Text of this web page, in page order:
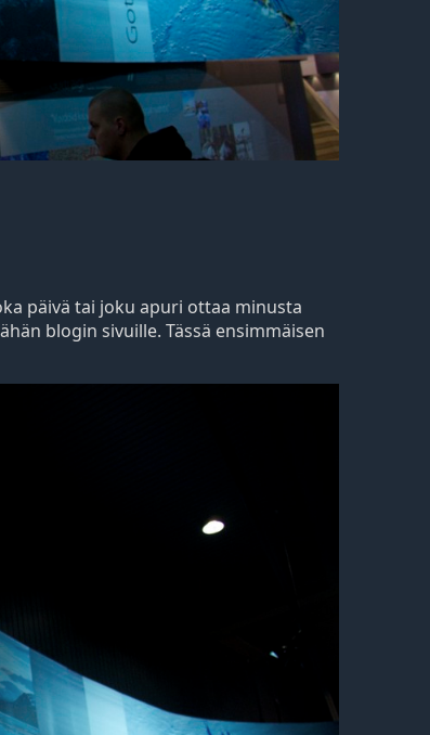
päivä tai joku apuri ottaa minusta
blogin sivuille. Tässä ensimmäisen